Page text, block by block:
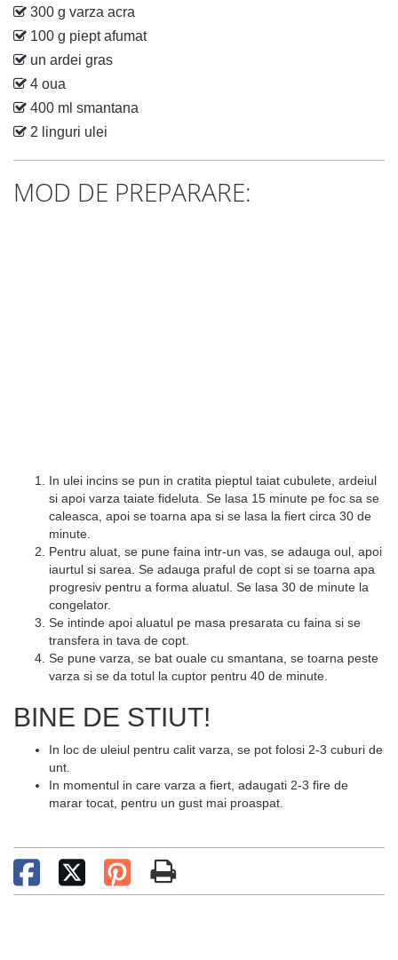
300 g varza acra
100 g piept afumat
un ardei gras
4 oua
400 ml smantana
2 linguri ulei
MOD DE PREPARARE:
In ulei incins se pun in cratita pieptul taiat cubulete, ardeiul
si apoi varza taiate fideluta. Se lasa 15 minute pe foc sa se
caleasca, apoi se toarna apa si se lasa la fiert circa 30 de
minute.
Pentru aluat, se pune faina intr-un vas, se adauga oul, apoi
iaurtul si sarea. Se adauga praful de copt si se toarna apa
progresiv pentru a forma aluatul. Se lasa 30 de minute la
congelator.
Se intinde apoi aluatul pe masa presarata cu faina si se
transfera in tava de copt.
Se pune varza, se bat ouale cu smantana, se toarna peste
varza si se da totul la cuptor pentru 40 de minute.
BINE DE STIUT!
In loc de uleiul pentru calit varza, se pot folosi 2-3 cuburi de
unt.
In momentul in care varza a fiert, adaugati 2-3 fire de
marar tocat, pentru un gust mai proaspat.